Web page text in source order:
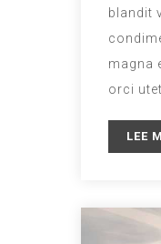
blandit
magna
orci utet.
LEE